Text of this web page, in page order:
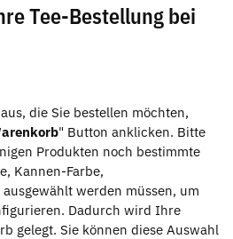
Tee-Bestellung bei
die Sie bestellen möchten,
" Button anklicken. Bitte
Produkten noch bestimmte
Kannen-Farbe,
ausgewählt werden müssen, um
Dadurch wird Ihre
gelegt. Sie können diese Auswahl